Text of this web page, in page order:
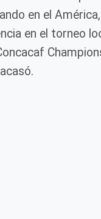
en el
en el torneo